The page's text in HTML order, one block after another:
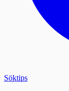
Söktips